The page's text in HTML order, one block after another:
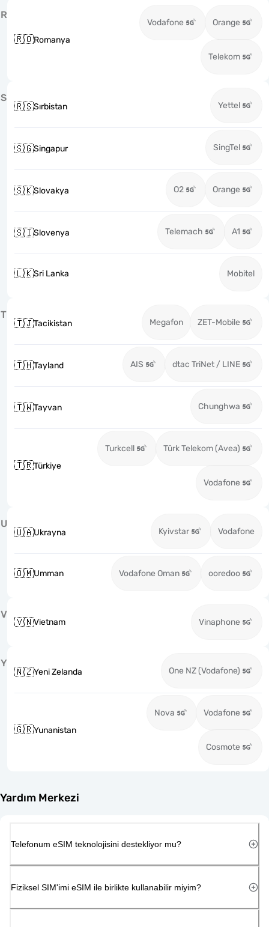
R
🇷🇴Romanya
Vodafone Orange
Telekom
S
🇷🇸Sırbistan Yettel
🇸🇬Singapur SingTel
🇸🇰Slovakya O2 Orange
🇸🇮Slovenya Telemach A1
🇱🇰Sri Lanka Mobitel
T
🇹🇯Tacikistan Megafon ZET-Mobile
🇹🇭Tayland AIS dtac TriNet / LINE
🇹🇼Tayvan Chunghwa
🇹🇷Türkiye
Turkcell Türk Telekom (Avea)
Vodafone
U
🇺🇦Ukrayna Kyivstar Vodafone
🇴🇲Umman Vodafone Oman ooredoo
V
🇻🇳Vietnam Vinaphone
Y
🇳🇿Yeni Zelanda One NZ (Vodafone)
🇬🇷Yunanistan
Nova Vodafone
Cosmote
Yardım Merkezi
Telefonum eSIM teknolojisini destekliyor mu?
Fiziksel SIM'imi eSIM ile birlikte kullanabilir miyim?